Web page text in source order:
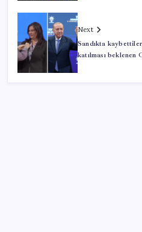
Next
Sandıkta
katılması beklenen